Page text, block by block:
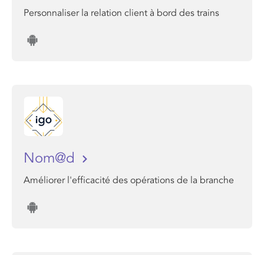
Personnaliser la relation client à bord des trains
Nom@d
Améliorer l'efficacité des opérations de la branche